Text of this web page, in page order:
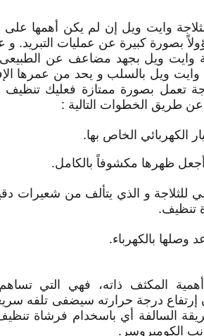
وايت ويل إن لم يكن أهمها على
بصورة كبيرة عن عمليات التبريد. و
وايت ويل بجهد مضاعف عن الطبيعى،
وايت ويل بالسلب و يحد من عمرها
تعمل بصورة ممتازة فعليك تنظيف
طريق الخطوات التالية :
الكهربائي الخاص بها.
ظهرها مكشوفاً بالكامل.
للثلاجة و الذي يتألف من شعيرات
تنظيف.
وصلها بالكهرباء.
المكثف ذاته، فهي التي
إرتفاع درجة حرارته سيضفى تلفه
السالفة أي باسخدام فرشاة
الكومبروسر.